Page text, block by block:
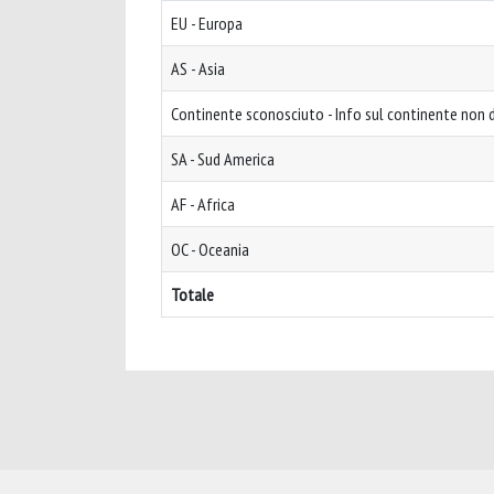
EU - Europa
AS - Asia
Continente sconosciuto - Info sul continente non
SA - Sud America
AF - Africa
OC - Oceania
Totale